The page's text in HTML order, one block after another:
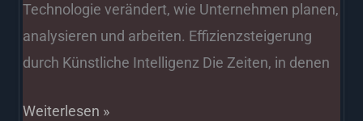
Technologie verändert, wie Unternehmen planen,
analysieren und arbeiten. Effizienzsteigerung
durch Künstliche Intelligenz Die Zeiten, in denen
Weiterlesen »